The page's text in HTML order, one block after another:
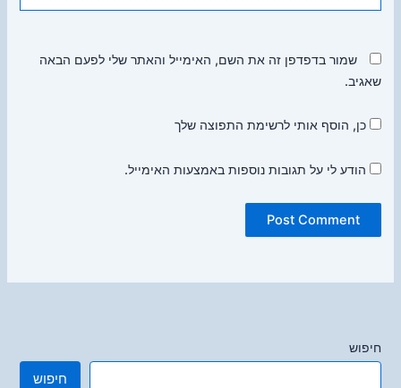
שמור בדפדפן זה את השם, האימייל והאתר שלי לפעם הבאה
שאגיב.
כן, הוסף אותי לרשימת התפוצה שלך
הודע לי על תגובות נוספות באמצעות האימייל.
חיפוש
חיפוש